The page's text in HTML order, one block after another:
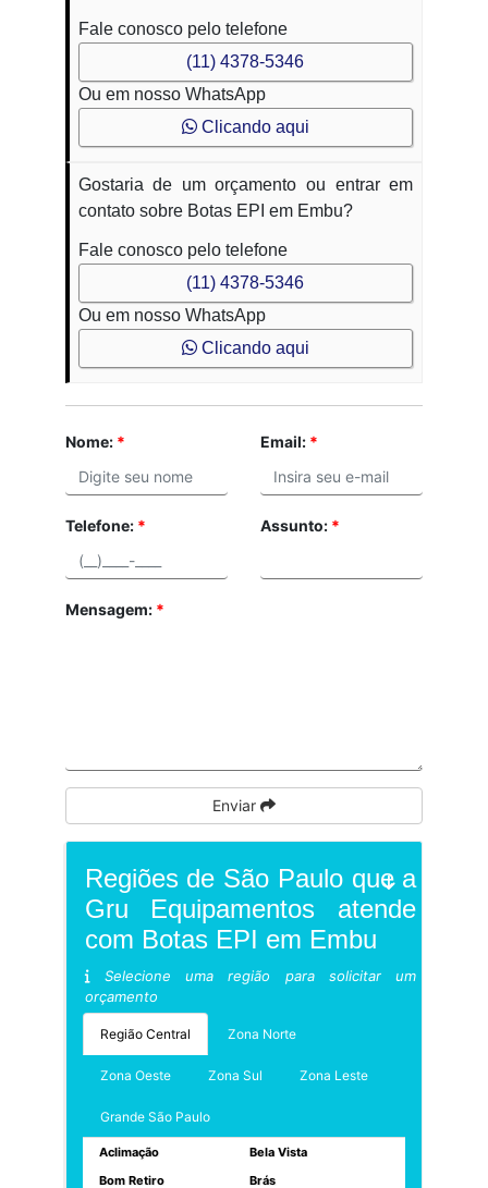
Fale conosco pelo telefone
(11) 4378-5346
Ou em nosso WhatsApp
Clicando aqui
Gostaria de um orçamento ou entrar em
contato sobre Botas EPI em Embu?
Fale conosco pelo telefone
(11) 4378-5346
Ou em nosso WhatsApp
Clicando aqui
Nome: * Email: *
Telefone: * Assunto: *
Mensagem: *
Enviar
Regiões de São Paulo que a
Gru Equipamentos atende
com Botas EPI em Embu
Selecione uma região para solicitar um
orçamento
Região Central Zona Norte
Zona Oeste Zona Sul Zona Leste
Grande São Paulo
Aclimação
Bela Vista
Bom Retiro
Brás